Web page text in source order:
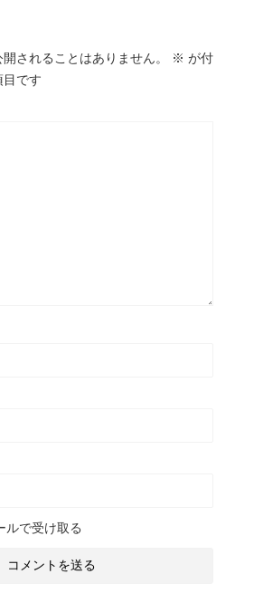
されることはありません。 ※ が付
目です
ルで受け取る